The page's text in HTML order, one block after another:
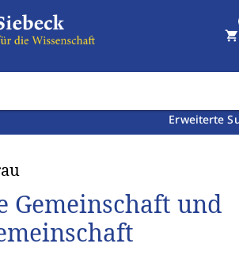
Erweiterte
shopping_cart
Gemeinschaft und